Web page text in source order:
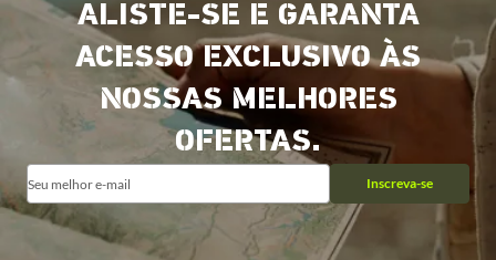
ALISTE-SE E GARANTA
ACESSO EXCLUSIVO ÀS
NOSSAS MELHORES
OFERTAS.
Inscreva-se